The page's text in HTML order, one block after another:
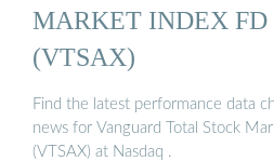
MARKET INDEX
(VTSAX)
Find the latest performance data
news for Vanguard Total Stock
(VTSAX) at Nasdaq .